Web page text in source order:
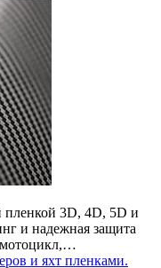
пленкой 3D, 4D, 5D и
и надежная защита
мотоцикл,…